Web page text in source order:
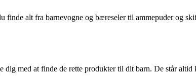
alt fra barnevogne og bæreseler til ammepuder og
med at finde de rette produkter til dit barn. De står